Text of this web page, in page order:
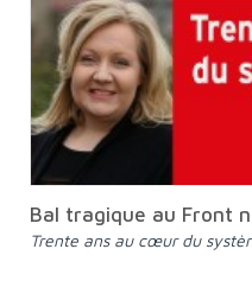
Bal tragique au Front
Trente ans au cœur du